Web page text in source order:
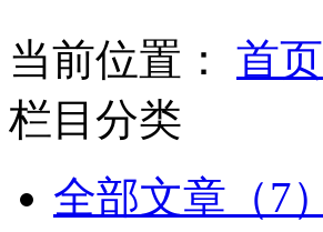
当前位置： 首页
栏目分类
全部文章（7）